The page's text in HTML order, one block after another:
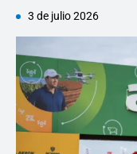
3 de julio 2026